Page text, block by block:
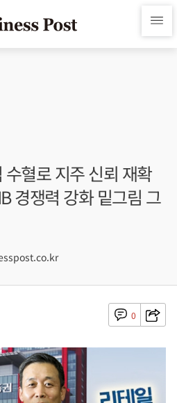
혈로 지주 신뢰 재확
경쟁력 강화 밑그림 그
0